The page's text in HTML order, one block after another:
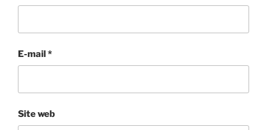
E-mail*
Site web